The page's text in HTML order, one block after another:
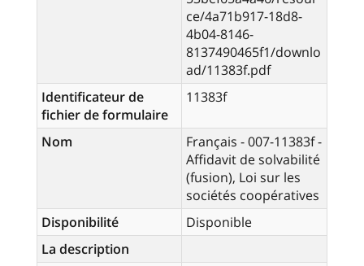
ce/4a71b917-18d8-
4b04-8146-
8137490465f1/downlo
ad/11383f.pdf
Identificateur de
fichier de formulaire
11383f
Nom
Français - 007-11383f -
Affidavit de solvabilité
(fusion), Loi sur les
sociétés coopératives
Disponibilité
Disponible
La description